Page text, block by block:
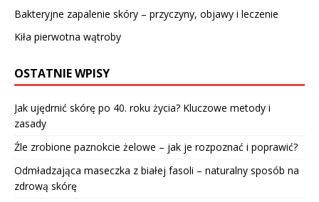
Bakteryjne zapalenie skóry – przyczyny, objawy i leczenie
Kiła pierwotna wątroby
OSTATNIE WPISY
Jak ujędrnić skórę po 40. roku życia? Kluczowe metody i
zasady
Źle zrobione paznokcie żelowe – jak je rozpoznać i poprawić?
Odmładzająca maseczka z białej fasoli – naturalny sposób na
zdrową skórę